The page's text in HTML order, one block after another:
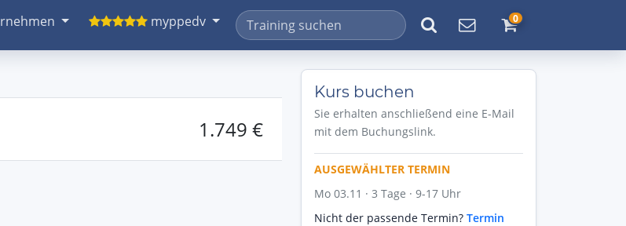
myppedv 0
1.749 €
Kurs buchen
Sie erhalten anschließend eine E-Mail
mit dem Buchungslink.
AUSGEWÄHLTER TERMIN
Mo 03.11 · 3 Tage · 9-17 Uhr
Nicht der passende Termin? Termin